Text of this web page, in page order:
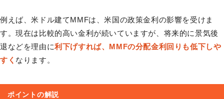
例えば、米ドル建てMMFは、米国の政策金利の影響を受けま
す。現在は比較的高い金利が続いていますが、将来的に景気後
退などを理由に利下げすれば、MMFの分配金利回りも低下しや
すく なります。
ポイントの解説